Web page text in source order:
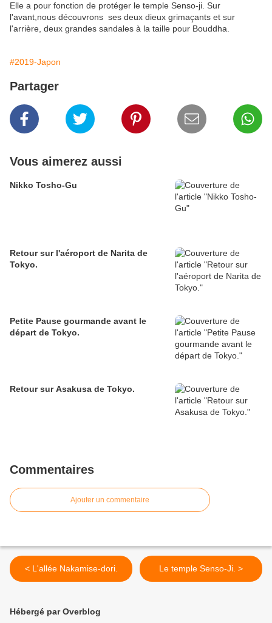
Elle a pour fonction de protéger le temple Senso-ji. Sur
l'avant,nous découvrons ses deux dieux grimaçants et sur
l'arrière, deux grandes sandales à la taille pour Bouddha.
#2019-Japon
Partager
Vous aimerez aussi
Nikko Tosho-Gu
Retour sur l'aéroport de Narita de
Tokyo.
Petite Pause gourmande avant le
départ de Tokyo.
Retour sur Asakusa de Tokyo.
Commentaires
Ajouter un commentaire
< L'allée Nakamise-dori. Le temple Senso-Ji. >
Hébergé par Overblog